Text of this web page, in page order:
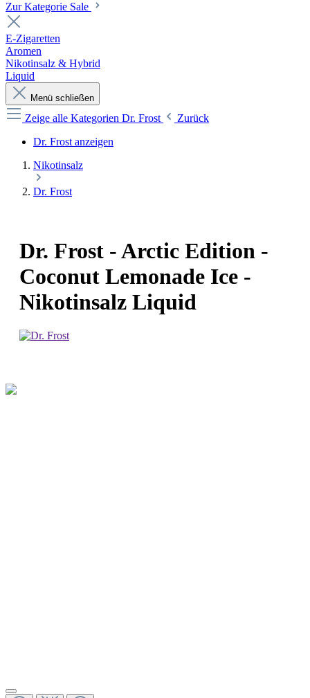
Zur Kategorie Sale
E-Zigaretten
Aromen
Nikotinsalz & Hybrid
Liquid
Menü schließen
Zeige alle Kategorien Dr. Frost
Zurück
Dr. Frost anzeigen
Nikotinsalz
Dr. Frost
Dr. Frost - Arctic Edition -
Coconut Lemonade Ice -
Nikotinsalz Liquid